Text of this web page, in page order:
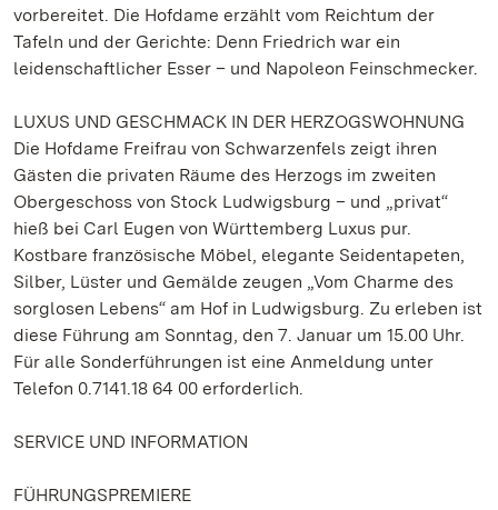
vorbereitet. Die Hofdame erzählt vom Reichtum der
Tafeln und der Gerichte: Denn Friedrich war ein
leidenschaftlicher Esser – und Napoleon Feinschmecker.
LUXUS UND GESCHMACK IN DER HERZOGSWOHNUNG
Die Hofdame Freifrau von Schwarzenfels zeigt ihren
Gästen die privaten Räume des Herzogs im zweiten
Obergeschoss von Stock Ludwigsburg – und „privat“
hieß bei Carl Eugen von Württemberg Luxus pur.
Kostbare französische Möbel, elegante Seidentapeten,
Silber, Lüster und Gemälde zeugen „Vom Charme des
sorglosen Lebens“ am Hof in Ludwigsburg. Zu erleben ist
diese Führung am Sonntag, den 7. Januar um 15.00 Uhr.
Für alle Sonderführungen ist eine Anmeldung unter
Telefon 0.7141.18 64 00 erforderlich.
SERVICE UND INFORMATION
FÜHRUNGSPREMIERE